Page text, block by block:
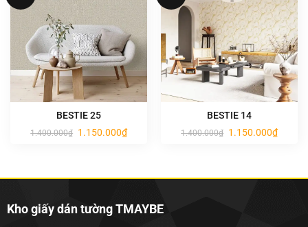
BESTIE 25
1.400.000₫ Giá
gốc
1.150.000₫Giá
hiện
BESTIE 14
1.400.000₫ Giá
gốc
1.150.000₫Giá
hiện
Kho giấy dán tường TMAYBE